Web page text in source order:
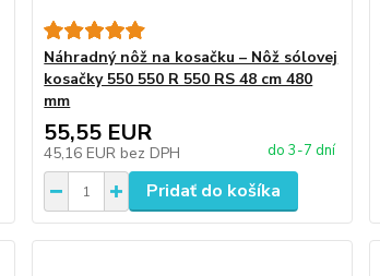
Náhradný nôž na kosačku – Nôž sólovej
kosačky 550 550 R 550 RS 48 cm 480
mm
55,55 EUR
45,16 EUR bez DPH do 3-7 dní
Pridať do košíka